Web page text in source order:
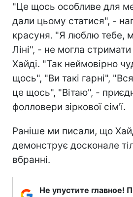
"Це щось особливе для
дали цьому статися", -
красуня. "Я люблю тебе,
Ліні", - не могла
Хайді. "Так неймовірно
щось", "Ви такі гарні",
це щось", "Вітаю", -
фолловери зіркової сім'ї.
Раніше ми писали, що
демонструє досконале
вбранні.
Не упустите главное!